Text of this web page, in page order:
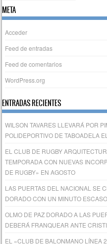
META
Acceder
Feed de entradas
Feed de comentarios
WordPress.org
ENTRADAS RECIENTES
WILSON TAVARES LLEVARÁ POR
POLIDEPORTIVO DE TABOADELA
EL CLUB DE RUGBY
TEMPORADA CON NUEVAS
DE RUGBY» EN AGOSTO
LAS PUERTAS DEL NACIONAL SE
DORADO CON UN MINUTO
OLMO DE PAZ DORADO A LAS
DEBERÁ FRANQUEAR ANTE
EL «CLUB DE BALONMANO LÍNEA